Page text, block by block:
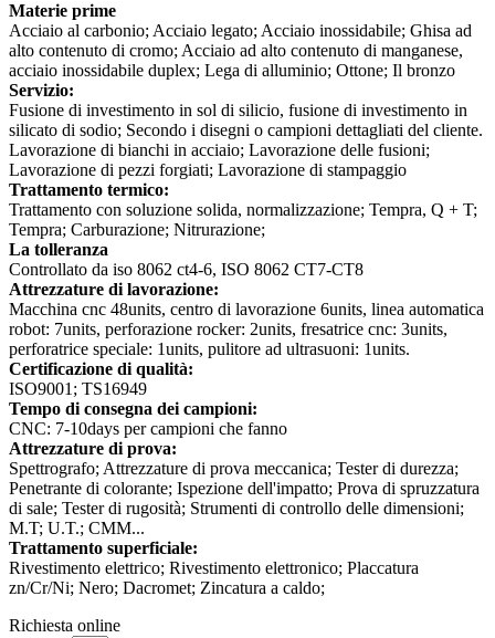
Materie prime
Acciaio al carbonio; Acciaio legato; Acciaio inossidabile; Ghisa ad
alto contenuto di cromo; Acciaio ad alto contenuto di manganese,
acciaio inossidabile duplex; Lega di alluminio; Ottone; Il bronzo
Servizio:
Fusione di investimento in sol di silicio, fusione di investimento in
silicato di sodio; Secondo i disegni o campioni dettagliati del cliente.
Lavorazione di bianchi in acciaio; Lavorazione delle fusioni;
Lavorazione di pezzi forgiati; Lavorazione di stampaggio
Trattamento termico:
Trattamento con soluzione solida, normalizzazione; Tempra, Q + T;
Tempra; Carburazione; Nitrurazione;
La tolleranza
Controllato da iso 8062 ct4-6, ISO 8062 CT7-CT8
Attrezzature di lavorazione:
Macchina cnc 48units, centro di lavorazione 6units, linea automatica
robot: 7units, perforazione rocker: 2units, fresatrice cnc: 3units,
perforatrice speciale: 1units, pulitore ad ultrasuoni: 1units.
Certificazione di qualità:
ISO9001; TS16949
Tempo di consegna dei campioni:
CNC: 7-10days per campioni che fanno
Attrezzature di prova:
Spettrografo; Attrezzature di prova meccanica; Tester di durezza;
Penetrante di colorante; Ispezione dell'impatto; Prova di spruzzatura
di sale; Tester di rugosità; Strumenti di controllo delle dimensioni;
M.T; U.T.; CMM...
Trattamento superficiale:
Rivestimento elettrico; Rivestimento elettronico; Placcatura
zn/Cr/Ni; Nero; Dacromet; Zincatura a caldo;
Richiesta online